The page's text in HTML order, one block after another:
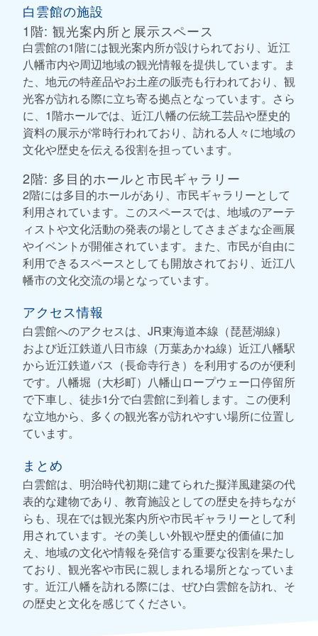
白雲館の施設
1階: 観光案内所と展示スペース
白雲館の1階には観光案内所が設けられており、近江
八幡市内や周辺地域の観光情報を提供しています。ま
た、地元の特産品やお土産の販売も行われており、観
光客が訪れる際に立ち寄る拠点となっています。さら
に、1階ホールでは、近江八幡の伝統工芸品や歴史的
資料の展示が常時行われており、訪れる人々に地域の
文化や歴史を伝える役割を担っています。
2階: 多目的ホールと市民ギャラリー
2階には多目的ホールがあり、市民ギャラリーとして
利用されています。このスペースでは、地域のアーテ
ィストや文化活動の発表の場としてさまざまな企画展
やイベントが開催されています。また、市民が自由に
利用できるスペースとしても開放されており、近江八
幡市の文化交流の場となっています。
アクセス情報
白雲館へのアクセスは、JR東海道本線（琵琶湖線）
および近江鉄道八日市線（万葉あかね線）近江八幡駅
から近江鉄道バス（長命寺行き）を利用するのが便利
です。八幡堀（大杉町）八幡山ロープウェー口停留所
で下車し、徒歩1分で白雲館に到着します。この便利
な立地から、多くの観光客が訪れやすい場所に位置し
ています。
まとめ
白雲館は、明治時代初期に建てられた擬洋風建築の代
表的な建物であり、教育施設としての歴史を持ちなが
らも、現在では観光案内所や市民ギャラリーとして利
用されています。その美しい外観や歴史的価値に加
え、地域の文化や情報を発信する重要な役割を果たし
ており、観光客や市民に親しまれる場所となっていま
す。近江八幡を訪れる際には、ぜひ白雲館を訪れ、そ
の歴史と文化を感じてください。